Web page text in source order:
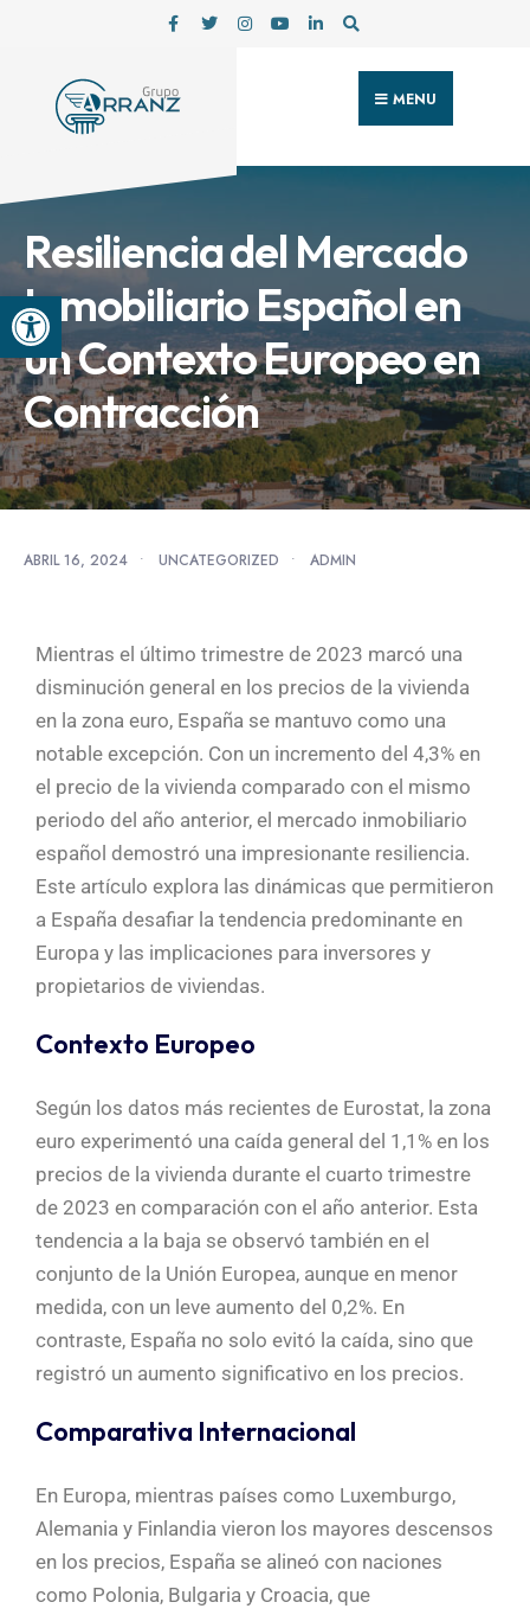
Abrir barra de herramientas
MENU
Resiliencia del Mercado
Inmobiliario Español en
un Contexto Europeo en
Contracción
ABRIL 16, 2024 • UNCATEGORIZED • ADMIN
Mientras el último trimestre de 2023 marcó una
disminución general en los precios de la vivienda
en la zona euro, España se mantuvo como una
notable excepción. Con un incremento del 4,3% en
el precio de la vivienda comparado con el mismo
periodo del año anterior, el mercado inmobiliario
español demostró una impresionante resiliencia.
Este artículo explora las dinámicas que permitieron
a España desafiar la tendencia predominante en
Europa y las implicaciones para inversores y
propietarios de viviendas.
Contexto Europeo
Según los datos más recientes de Eurostat, la zona
euro experimentó una caída general del 1,1% en los
precios de la vivienda durante el cuarto trimestre
de 2023 en comparación con el año anterior. Esta
tendencia a la baja se observó también en el
conjunto de la Unión Europea, aunque en menor
medida, con un leve aumento del 0,2%. En
contraste, España no solo evitó la caída, sino que
registró un aumento significativo en los precios.
Comparativa Internacional
En Europa, mientras países como Luxemburgo,
Alemania y Finlandia vieron los mayores descensos
en los precios, España se alineó con naciones
como Polonia, Bulgaria y Croacia, que